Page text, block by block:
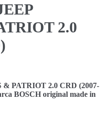
2.0
& PATRIOT 2.0 CRD (2007-
BOSCH original made in